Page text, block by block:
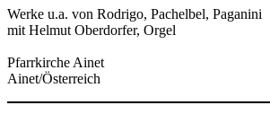
Werke u.a. von Rodrigo, Pachelbel, Paganini
mit Helmut Oberdorfer, Orgel
Pfarrkirche Ainet
Ainet/Österreich